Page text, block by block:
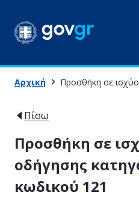
Αρχική Προσθήκη σε
Πίσω
Προσθήκη σε
οδήγησης
κωδικού 121